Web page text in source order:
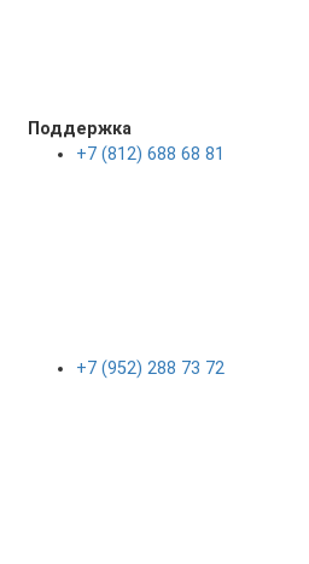
Поддержка
+7 (812) 688 68 81
+7 (952) 288 73 72